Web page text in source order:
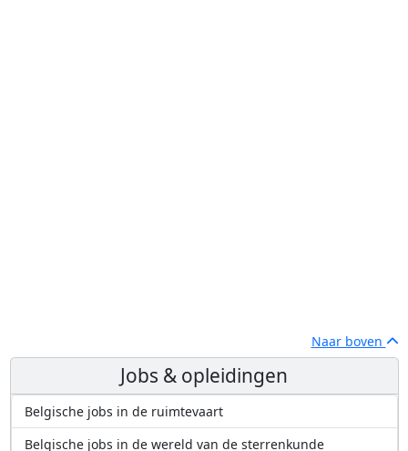
Naar boven
Jobs & opleidingen
Belgische jobs in de ruimtevaart
Belgische jobs in de wereld van de sterrenkunde